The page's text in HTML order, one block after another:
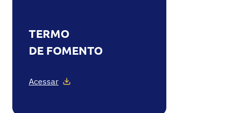
TERMO
DE FOMENTO
Acessar